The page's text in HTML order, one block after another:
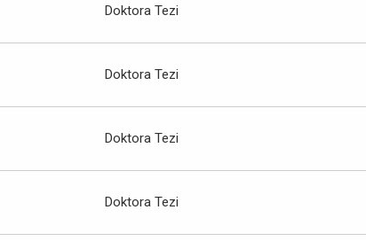
Doktora Tezi
Doktora Tezi
Doktora Tezi
Doktora Tezi